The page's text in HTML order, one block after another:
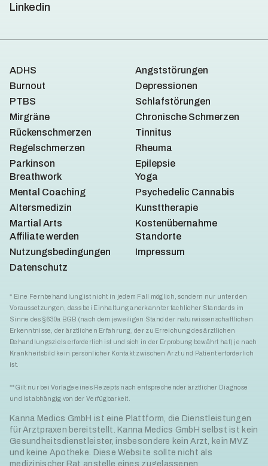
Linkedin
ADHS
Angststörungen
Burnout
Depressionen
PTBS
Schlafstörungen
Mirgräne
Chronische Schmerzen
Rückenschmerzen
Tinnitus
Regelschmerzen
Rheuma
Parkinson
Epilepsie
Breathwork
Yoga
Mental Coaching
Psychedelic Cannabis
Altersmedizin
Kunsttherapie
Martial Arts
Kostenübernahme
Affiliate werden
Standorte
Nutzungsbedingungen
Impressum
Datenschutz
* Eine Fernbehandlung ist nicht in jedem Fall möglich, sondern nur unter den
Voraussetzungen, dass bei Einhaltung anerkannter fachlicher Standards im
Sinne des § 630a BGB (nach dem jeweiligen Stand der naturwissenschaftlichen
Erkenntnisse, der ärztlichen Erfahrung, der zu Erreichung des ärztlichen
Behandlungsziels erforderlich ist und sich in der Erprobung bewährt hat) je nach
Krankheitsbild kein persönlicher Kontakt zwischen Arzt und Patient erforderlich
ist.
**Gilt nur bei Vorlage eines Rezepts nach entsprechender ärztlicher Diagnose
und ist abhängig von der Verfügbarkeit.
Kanna Medics GmbH ist eine Plattform, die Dienstleistungen
für Arztpraxen bereitstellt. Kanna Medics GmbH selbst ist kein
Gesundheitsdienstleister, insbesondere kein Arzt, kein MVZ
und keine Apotheke. Diese Website sollte nicht als
medizinischer Rat anstelle eines zugelassenen